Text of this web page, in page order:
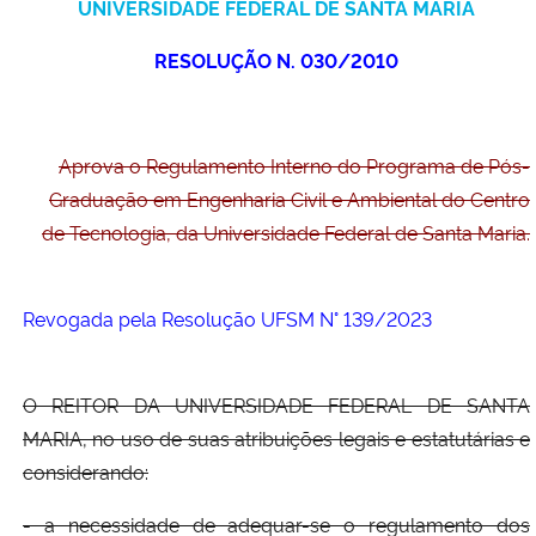
Ministério da Cidadania
Ministério da Ciência, Tecnologia, Inovações e Comunicações
Ministério do Turismo
Ministério do Desenvolvimento Regional
Controladoria-Geral da União
Ministério da Mulher, da Família e dos Direitos Humanos
UNIVERSIDADE FEDERAL DE SANTA MARIA
RESOLUÇÃO N. 030/2010
Aprova o Regulamento Interno do Programa de Pós-
Graduação em Engenharia Civil e Ambiental do Centro
de Tecnologia, da Universidade Federal de Santa Maria.
Revogada pela Resolução UFSM N° 139/2023
O REITOR DA UNIVERSIDADE FEDERAL DE SANTA
MARIA, no uso de suas atribuições legais e estatutárias e
considerando:
- a necessidade de adequar-se o regulamento dos